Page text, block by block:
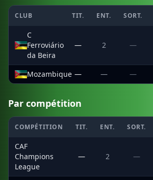
CLUB TIT. ENT. SORT.
C
Ferroviário
da Beira
— 2 —
Mozambique — — —
Par compétition
COMPÉTITION TIT. ENT. SORT.
CAF
Champions
League
— 2 —